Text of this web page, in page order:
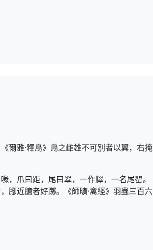
爾雅·釋鳥》鳥之雌雄不可別者以翼，右掩
，爪曰距，尾曰翠，一作臎，一名尾罌。
腳近臆者好躑。《師曠·禽經》羽蟲三百六